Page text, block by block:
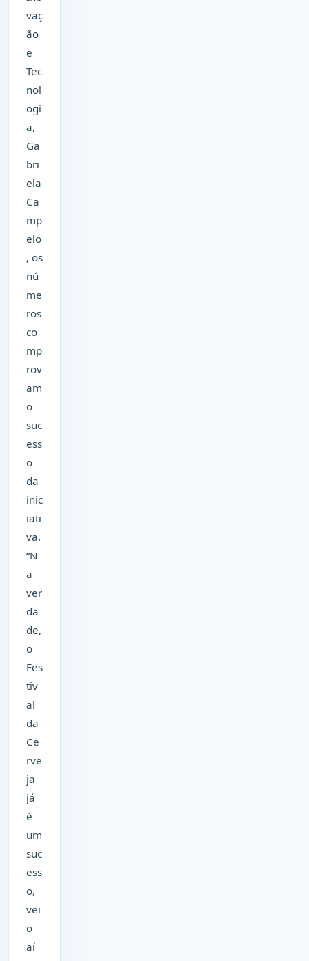
vaç
ão
e
Tec
nol
ogi
a,
Ga
bri
ela
Ca
mp
elo
, os
nú
me
ros
co
mp
rov
am
o
suc
ess
o
da
inic
iati
va.
“N
a
ver
da
de,
o
Fes
tiv
al
da
Ce
rve
ja
já
é
um
suc
ess
o,
vei
o
aí